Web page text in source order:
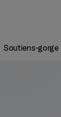
Soutiens-gorge